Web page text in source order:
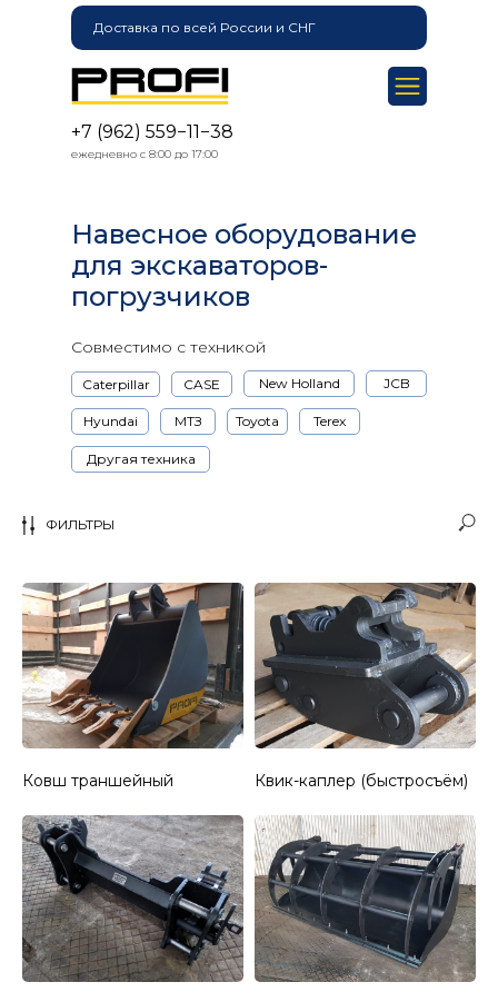
Доставка по всей России и СНГ
+7 (962) 559−11−38
ежедневно с 8:00 до 17:00
Навесное оборудование
для экскаваторов-
погрузчиков
Совместимо с техникой
Caterpillar CASE New Holland JCB
Hyundai Terex
МТЗ Toyota
Другая техника
ФИЛЬТРЫ
Ковш траншейный Квик-каплер (быстросъём)